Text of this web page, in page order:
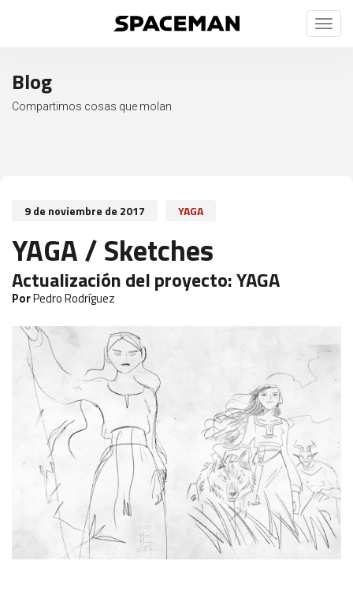
Toggle
Blog
Compartimos cosas que molan
9 de noviembre de 2017 YAGA
YAGA / Sketches
Actualización del proyecto:YAGA
PorPedro Rodríguez